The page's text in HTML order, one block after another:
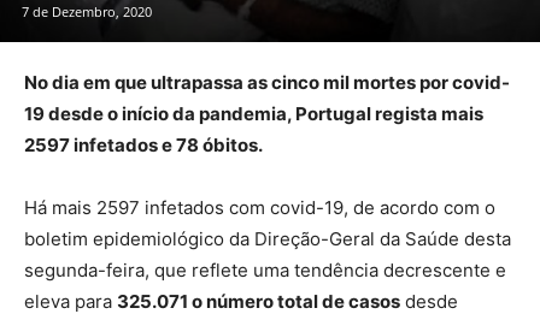
7 de Dezembro, 2020
No dia em que ultrapassa as cinco mil mortes por covid-
19 desde o início da pandemia, Portugal regista mais
2597 infetados e 78 óbitos.
Há mais 2597 infetados com covid-19, de acordo com o
boletim epidemiológico da Direção-Geral da Saúde desta
segunda-feira, que reflete uma tendência decrescente e
eleva para 325.071 o número total de casos desde